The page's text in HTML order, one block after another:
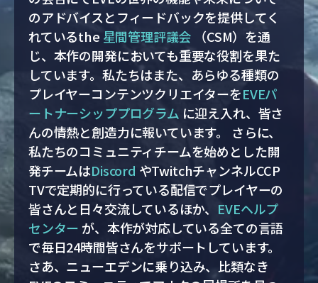
のアドバイスとフィードバックを提供してく
れているthe星間管理評議会 （CSM）を通
じ、本作の開発においても重要な役割を果た
しています。私たちはまた、あらゆる種類の
プレイヤーコンテンツクリエイターをEVEパ
ートナーシッププログラム に迎え入れ、皆さ
んの情熱と創造力に報いています。 さらに、
私たちのコミュニティチームを始めとした開
発チームはDiscord やTwitchチャンネルCCP
TVで定期的に行っている配信でプレイヤーの
皆さんと日々交流しているほか、 EVEヘルプ
センター が、本作が対応している全ての言語
で毎日24時間皆さんをサポートしています。
さあ、ニューエデンに乗り込み、比類なき